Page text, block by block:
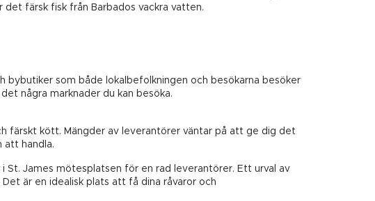
det färsk fisk från Barbados vackra vatten.
bybutiker som både lokalbefolkningen och besökarna besöker
några marknader du kan besöka.
färskt kött. Mängder av leverantörer väntar på att ge dig det
att handla.
St. James mötesplatsen för en rad leverantörer. Ett urval av
är en idealisk plats att få dina råvaror och